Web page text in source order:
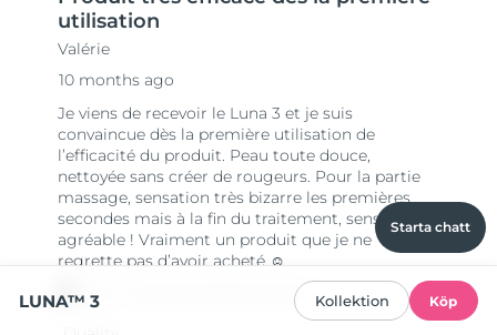
Starta chatt
LUNA™ 3 Kollektion Köp